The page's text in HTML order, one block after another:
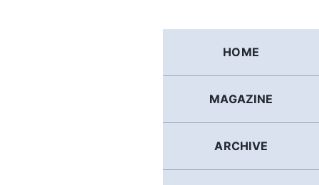
HOME
MAGAZINE
ARCHIVE